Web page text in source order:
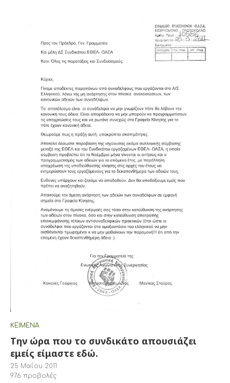
ΚΕΊΜΕΝΑ
Την ώρα που το συνδικάτο απουσιάζει
εμείς είμαστε εδώ.
25 Μαΐου 2011
976 προβολές